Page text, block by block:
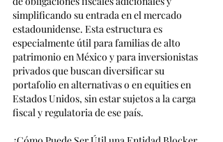
simplificando su entrada en el mercado
estadounidense. Esta estructura es
especialmente útil para familias de alto
patrimonio en México y para inversionistas
privados que buscan diversificar su
portafolio en alternativas o en equities en
Estados Unidos, sin estar sujetos a la carga
fiscal y regulatoria de ese país.